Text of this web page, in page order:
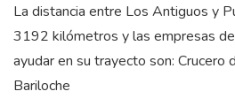
La distancia entre Los Antiguos y
3192 kilómetros y las empresas
ayudar en su trayecto son: Crucero
Bariloche